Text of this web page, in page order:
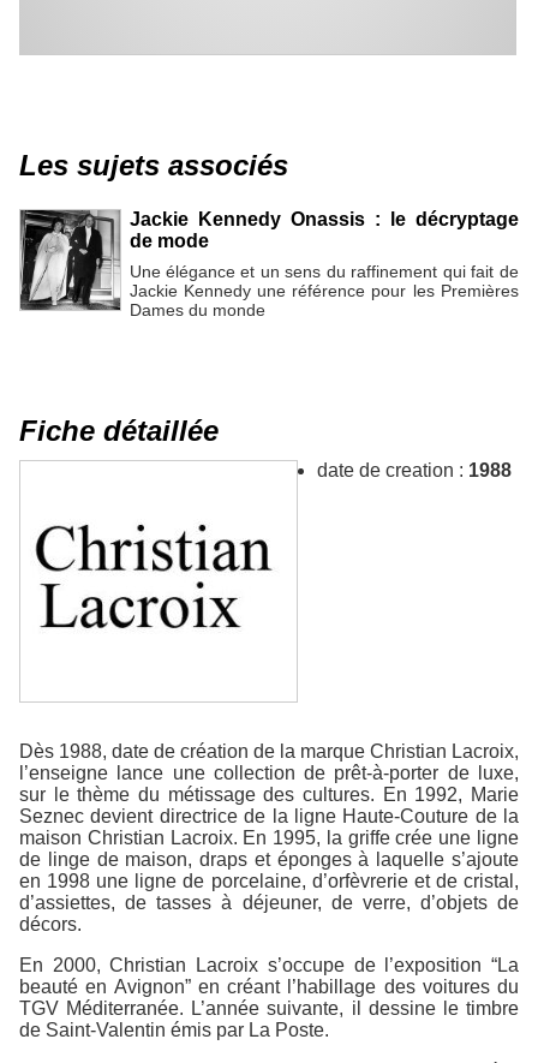
Les sujets associés
Jackie Kennedy Onassis : le décryptage
de mode
Une élégance et un sens du raffinement qui fait de
Jackie Kennedy une référence pour les Premières
Dames du monde
Fiche détaillée
date de creation : 1988
Dès 1988, date de création de la marque Christian Lacroix,
l’enseigne lance une collection de prêt-à-porter de luxe,
sur le thème du métissage des cultures. En 1992, Marie
Seznec devient directrice de la ligne Haute-Couture de la
maison Christian Lacroix. En 1995, la griffe crée une ligne
de linge de maison, draps et éponges à laquelle s’ajoute
en 1998 une ligne de porcelaine, d’orfèvrerie et de cristal,
d’assiettes, de tasses à déjeuner, de verre, d’objets de
décors.
En 2000, Christian Lacroix s’occupe de l’exposition “La
beauté en Avignon” en créant l’habillage des voitures du
TGV Méditerranée. L’année suivante, il dessine le timbre
de Saint-Valentin émis par La Poste.